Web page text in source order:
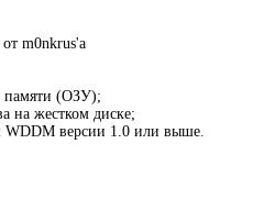
от m0nkrus'a
памяти (ОЗУ);
на жестком диске;
WDDM версии 1.0 или выше.